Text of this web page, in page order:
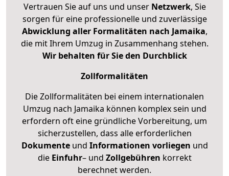
Vertrauen Sie auf uns und unser Netzwerk, Sie
sorgen für eine professionelle und zuverlässige
Abwicklung aller Formalitäten nach Jamaika,
die mit Ihrem Umzug in Zusammenhang stehen.
Wir behalten für Sie den Durchblick
Zollformalitäten
Die Zollformalitäten bei einem internationalen
Umzug nach Jamaika können komplex sein und
erfordern oft eine gründliche Vorbereitung, um
sicherzustellen, dass alle erforderlichen
Dokumenteund Informationen vorliegen und
die Einfuhr– und Zollgebühren korrekt
berechnet werden.